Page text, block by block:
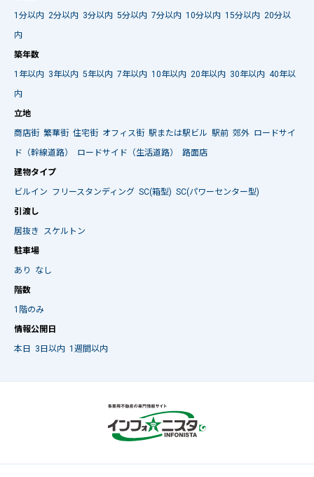
1分以内 2分以内 3分以内 5分以内 7分以内 10分以内 15分以内 20分以
内
築年数
1年以内 3年以内 5年以内 7年以内 10年以内 20年以内 30年以内 40年以
内
立地
商店街 繁華街 住宅街 オフィス街 駅または駅ビル 駅前 郊外 ロードサイ
ド（幹線道路）
ロードサイド（生活道路）
路面店
建物タイプ
ビルイン フリースタンディング SC(箱型) SC(パワーセンター型)
引渡し
居抜き
スケルトン
駐車場
あり
なし
階数
1階のみ
情報公開日
本日 3日以内 1週間以内